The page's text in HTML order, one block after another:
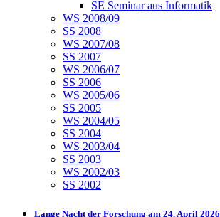
SE Seminar aus Informatik
WS 2008/09
SS 2008
WS 2007/08
SS 2007
WS 2006/07
SS 2006
WS 2005/06
SS 2005
WS 2004/05
SS 2004
WS 2003/04
SS 2003
WS 2002/03
SS 2002
Lange Nacht der Forschung am 24. April 2026